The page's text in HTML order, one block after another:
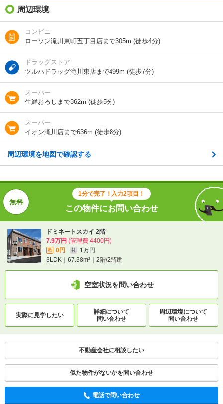
礼金（敷引・償
却金）
間取り / 専有面
積
3LDK/67.38m²
種別 / 構造 アパート
総戸数 6戸
向き 南西
地図を見る
交通
1分で完了！入力2項目！
この物件にお問い合わせ
7.9万円 (管理費 4400円)
敷 0円
1万円
3LDK｜67.38m²｜2階/2階建
空室状況を問い合わせ
詳細について
問い合わせ
問い合わせ
周辺環境
コンビニ
ローソン滝川東町五丁目店まで305m (徒歩4分)
ドラッグストア
ツルハドラッグ滝川東店まで499m (徒歩7分)
スーパー
生鮮おろしまで362m (徒歩5分)
スーパー
イオン滝川店まで636m (徒歩8分)
周辺環境を地図で確認する
1分で完了！入力2項目！
この物件にお問い合わせ
ドミネートスカイ 2階
7.9万円 (管理費 4400円)
敷 0円 礼
1万円
3LDK｜67.38m²｜2階/2階建
空室状況を問い合わせ
実際に見学したい
詳細について
問い合わせ
周辺環境について
問い合わせ
不動産会社に相談したい
似た物件がないかを問い合わせ
電話で問い合わせ